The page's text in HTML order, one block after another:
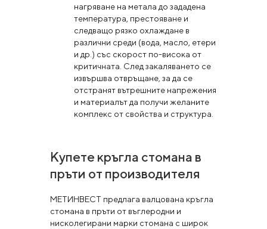
нагряване на метала до зададена
температура, престояване и
следващо рязко охлаждане в
различни среди (вода, масло, етери
и др.) със скорост по-висока от
критичната. След закаляването се
извършва отвръщане, за да се
отстранят вътрешните напрежения
и материалът да получи желаните
комплекс от свойства и структура.
Купете кръгла стомана в
пръти от производителя
МЕТИНВЕСТ предлага валцована кръгла
стомана в пръти от въглеродни и
нисколегирани марки стомана с широк